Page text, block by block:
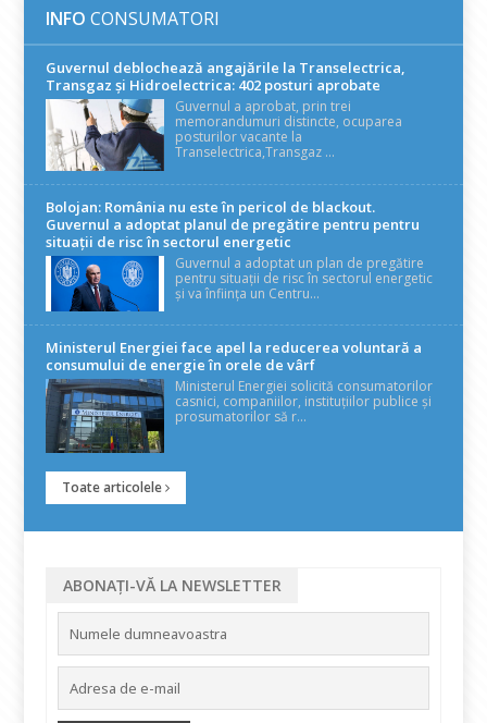
INFO CONSUMATORI
Guvernul deblochează angajările la Transelectrica,
Transgaz și Hidroelectrica: 402 posturi aprobate
Guvernul a aprobat, prin trei
memorandumuri distincte, ocuparea
posturilor vacante la
Transelectrica,Transgaz ...
Bolojan: România nu este în pericol de blackout.
Guvernul a adoptat planul de pregătire pentru pentru
situații de risc în sectorul energetic
Guvernul a adoptat un plan de pregătire
pentru situații de risc în sectorul energetic
și va înființa un Centru...
Ministerul Energiei face apel la reducerea voluntară a
consumului de energie în orele de vârf
Ministerul Energiei solicită consumatorilor
casnici, companiilor, instituțiilor publice și
prosumatorilor să r...
Toate articolele
ABONAȚI-VĂ LA NEWSLETTER